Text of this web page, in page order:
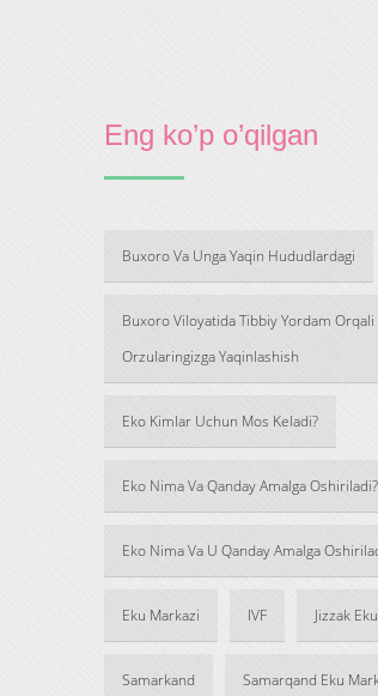
Eng ko’p o’qilgan
Buxoro Va Unga Yaqin Hududlardagi
Buxoro Viloyatida Tibbiy Yordam Orqali
Orzularingizga Yaqinlashish
Eko Kimlar Uchun Mos Keladi?
Eko Nima Va Qanday Amalga Oshiriladi?
Eko Nima Va U Qanday Amalga
Eku Markazi IVF Jizzak
Samarkand Samarqand Eku